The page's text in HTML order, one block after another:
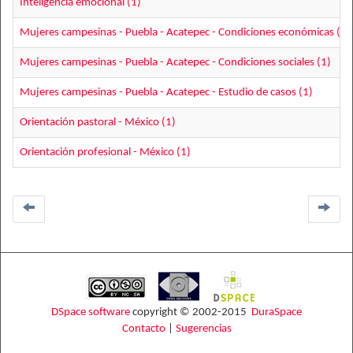
Inteligencia emocional (1)
Mujeres campesinas - Puebla - Acatepec - Condiciones económicas (1)
Mujeres campesinas - Puebla - Acatepec - Condiciones sociales (1)
Mujeres campesinas - Puebla - Acatepec - Estudio de casos (1)
Orientación pastoral - México (1)
Orientación profesional - México (1)
DSpace software copyright © 2002-2015 DuraSpace
Contacto| Sugerencias